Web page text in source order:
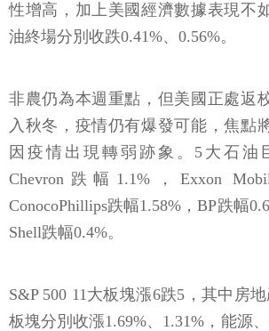
性增高，加上美國經濟數據表現不
油終場分別收跌0.41%、0.56%。
非農仍為本週重點，但美國正處返
入秋冬，疫情仍有爆發可能，焦點
因疫情出現轉弱跡象。5大石油
Chevron跌幅1.1%，Exxon
ConocoPhillips跌幅1.58%，BP跌幅
Shell跌幅0.4%。
S&P 500 11大板塊漲6跌5，其中房
板塊分別收漲1.69%、1.31%，能源